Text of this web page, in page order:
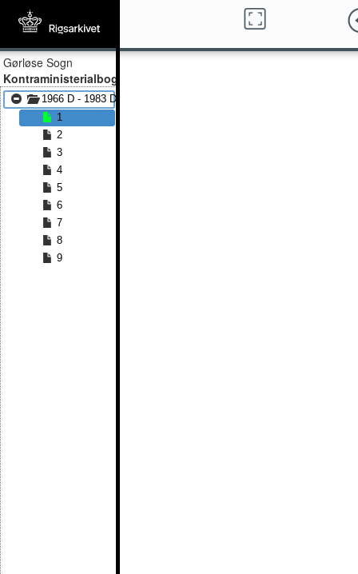
Gørløse Sogn
Kontraministerialbog
1966 D - 1983 D
1
2
3
4
5
6
7
8
9